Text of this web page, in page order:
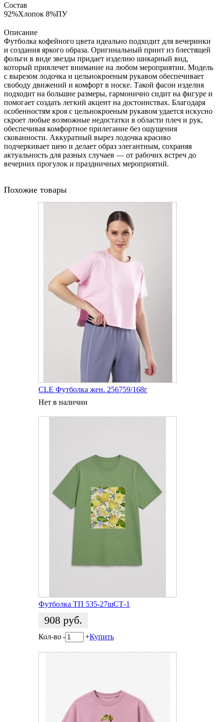
Состав
92%Хлопок 8%ПУ
Описание
Футболка кофейного цвета идеально подходит для вечеринки
и создания яркого образа. Оригинальный принт из блестящей
фольги в виде звезды придает изделию шикарный вид,
который привлечет внимание на любом мероприятии. Модель
с вырезом лодочка и цельнокроеным рукавом обеспечивает
свободу движений и комфорт в носке. Такой фасон изделия
подходит на большие размеры, гармонично сидит на фигуре и
помогает создать легкий акцент на достоинствах. Благодаря
особенностям кроя с цельнокроеным рукавом удается искусно
скроет любые возможные недостатки в области плеч и рук,
обеспечивая комфортное прилегание без ощущения
скованности. Аккуратный вырез лодочка красиво
подчеркивает шею и делает образ элегантным, сохраняя
актуальность для разных случаев — от рабочих встреч до
вечерних прогулок и праздничных мероприятий.
Похожие товары
CLE Футболка жен. 256759/168г
Нет в наличии
Футболка ТП 535-27шСТ-1
908 руб.
Кол-во- +Купить